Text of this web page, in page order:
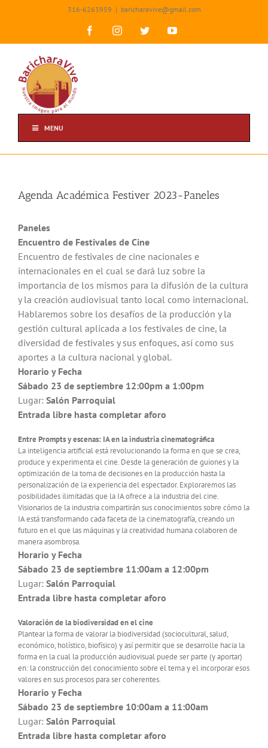
316-6263959 | baricharavive@gmail.com
FacebookInstagramTwitterYouTube
MENU
Agenda Académica Festiver 2023-Paneles
Paneles
Encuentro de Festivales de Cine
Encuentro de festivales de cine nacionales e
internacionales en el cual se dará luz sobre la
importancia de los mismos para la difusión de la cultura
y la creación audiovisual tanto local como internacional.
Hablaremos sobre los desafíos de la producción y la
gestión cultural aplicada a los festivales de cine, la
diversidad de festivales y sus enfoques, así como sus
aportes a la cultura nacional y global.
Horario y Fecha
Sábado 23 de septiembre 12:00pm a 1:00pm
Lugar: Salón Parroquial
Entrada libre hasta completar aforo
Entre Prompts y escenas: IA en la industria cinematográfica
La inteligencia artificial está revolucionando la forma en que se crea,
produce y experimenta el cine. Desde la generación de guiones y la
optimización de la toma de decisiones en la producción hasta la
personalización de la experiencia del espectador. Exploraremos las
posibilidades ilimitadas que la IA ofrece a la industria del cine.
Visionarios de la industria compartirán sus conocimientos sobre cómo la
IA está transformando cada faceta de la cinematografía, creando un
futuro en el que las máquinas y la creatividad humana colaboren de
manera asombrosa.
Horario y Fecha
Sábado 23 de septiembre 11:00am a 12:00pm
Lugar: Salón Parroquial
Entrada libre hasta completar aforo
Valoración de la biodiversidad en el cine
Plantear la forma de valorar la biodiversidad (sociocultural, salud,
económico, holístico, biofísico) y así permitir que se desarrolle hacia la
forma en la cual la producción audiovisual puede ser parte (y aportar)
en: la construcción del conocimiento sobre el tema y el incorporar esos
valores en sus procesos para ser coherentes.
Horario y Fecha
Sábado 23 de septiembre 10:00am a 11:00am
Lugar: Salón Parroquial
Entrada libre hasta completar aforo